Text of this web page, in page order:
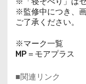
※監修中につき、
ご了承ください。
※マーク一覧
MP＝モアプラス
■関連リンク